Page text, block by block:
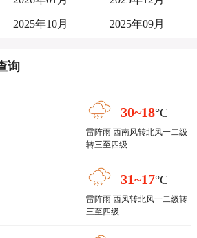
2025年10月 2025年09月
询
30~18°C
雷阵雨 西南风转北风一二级
转三至四级
31~17°C
雷阵雨 西风转北风一二级转
三至四级